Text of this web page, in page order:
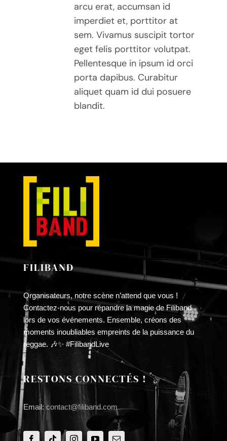
arcu erat, accumsan id
imperdiet et, porttitor at
sem. Vivamus suscipit tortor
eget felis porttitor volutpat.
Pellentesque in ipsum id orci
porta dapibus. Curabitur
aliquet quam id dui posuere
blandit.
FILIBAND
Organisateurs, notre scène n’attend que vous !
Contactez-nous pour répandre la magie de Filiband
lors de vos événements. Ensemble, créons des
moments inoubliables empreints de la puissance du
reggae. 🎶✨ #FilibandLive
RESTONS CONNECTÉS !
Email:contact@filiband.com